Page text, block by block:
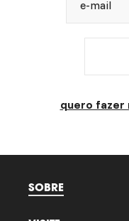
e-mail
quero fazer
SOBRE